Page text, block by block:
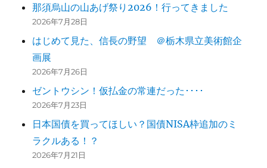
那須烏山の山あげ祭り2026！行ってきました
2026年7月28日
はじめて見た、信長の野望 ＠栃木県立美術館企
画展
2026年7月26日
ゼントウシン！仮払金の常連だった････
2026年7月23日
日本国債を買ってほしい？国債NISA枠追加のミ
ラクルある！？
2026年7月21日